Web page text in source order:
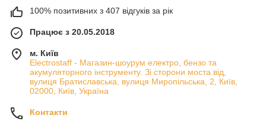
100% позитивних з 407 відгуків за рік
Працює з 20.05.2018
м. Київ
Electrostaff - Магазин-шоурум електро, бензо та
акумуляторного інструменту. Зі сторони моста від,
вулиця Братиславська, вулиця Миропільська, 2, Київ,
02000, Київ, Україна
Контакти